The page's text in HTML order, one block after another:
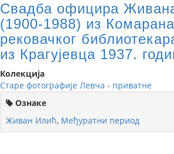
Свадба официра
(1900-1988) из
рековачког
из Крагујевца 1937.
Колекција
Старе фотографије Левча - приватне
Ознаке
Живан Илић, Међуратни период